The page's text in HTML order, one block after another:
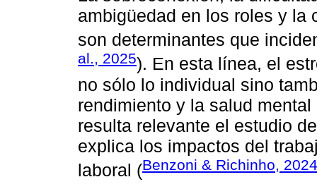
ambigüedad en los roles y la
son determinantes que
al., 2025). En esta línea, el
no sólo lo individual sino
rendimiento y la salud
resulta relevante el estudio
explica los impactos del
laboral (Benzoni & Richinho, 2024